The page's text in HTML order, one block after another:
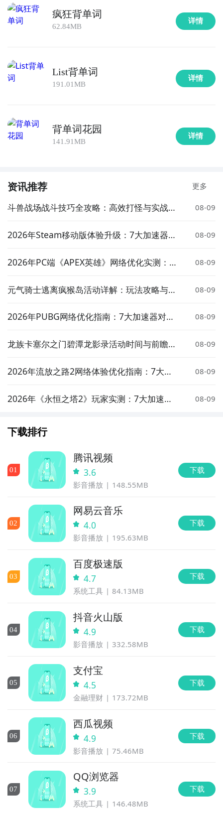
疯狂背单词
62.84MB
详情
List背单词
191.01MB
详情
背单词花园
141.91MB
详情
资讯推荐 更多
斗兽战场战斗技巧全攻略：高效打怪与实战策
08-09
2026年Steam移动版体验升级：7大加速器对
08-09
2026年PC端《APEX英雄》网络优化实测：7
08-09
元气骑士逃离疯猴岛活动详解：玩法攻略与奖
08-09
2026年PUBG网络优化指南：7大加速器对比
08-09
龙族卡塞尔之门碧潭龙影录活动时间与前瞻介
08-09
2026年流放之路2网络体验优化指南：7大加
08-09
2026年《永恒之塔2》玩家实测：7大加速器
08-09
下载排行
01
腾讯视频
3.6
影音播放 148.55MB
下载
02
网易云音乐
4.0
影音播放 195.63MB
下载
03
百度极速版
4.7
系统工具 84.13MB
下载
04
抖音火山版
4.9
影音播放 332.58MB
下载
05
支付宝
4.5
金融理财 173.72MB
下载
06
西瓜视频
4.9
影音播放 75.46MB
下载
07
QQ浏览器
3.9
系统工具 146.48MB
下载